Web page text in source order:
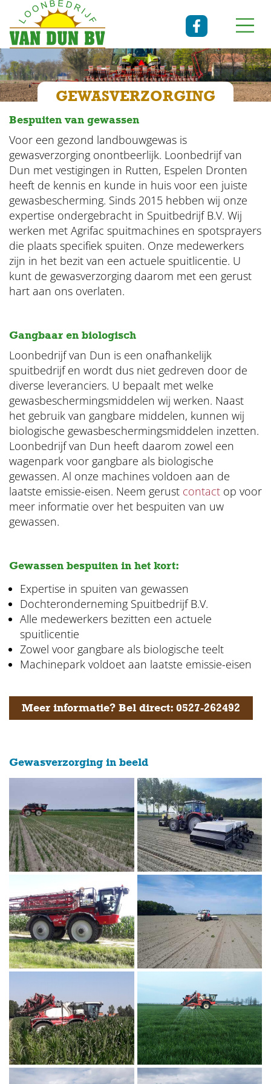
GEWASVERZORGING
Bespuiten van gewassen
Voor een gezond landbouwgewas is
gewasverzorging onontbeerlijk. Loonbedrijf van
Dun met vestigingen in Rutten, Espelen Dronten
heeft de kennis en kunde in huis voor een juiste
gewasbescherming. Sinds 2015 hebben wij onze
expertise ondergebracht in Spuitbedrijf B.V. Wij
werken met Agrifac spuitmachines en spotsprayers
die plaats specifiek spuiten. Onze medewerkers
zijn in het bezit van een actuele spuitlicentie. U
kunt de gewasverzorging daarom met een gerust
hart aan ons overlaten.
Gangbaar en biologisch
Loonbedrijf van Dun is een onafhankelijk
spuitbedrijf en wordt dus niet gedreven door de
diverse leveranciers. U bepaalt met welke
gewasbeschermingsmiddelen wij werken. Naast
het gebruik van gangbare middelen, kunnen wij
biologische gewasbeschermingsmiddelen inzetten.
Loonbedrijf van Dun heeft daarom zowel een
wagenpark voor gangbare als biologische
gewassen. Al onze machines voldoen aan de
laatste emissie-eisen. Neem gerust contact op voor
meer informatie over het bespuiten van uw
gewassen.
Gewassen bespuiten in het kort:
Expertise in spuiten van gewassen
Dochteronderneming Spuitbedrijf B.V.
Alle medewerkers bezitten een actuele
spuitlicentie
Zowel voor gangbare als biologische teelt
Machinepark voldoet aan laatste emissie-eisen
Meer informatie? Bel direct: 0527-262492
Gewasverzorging in beeld